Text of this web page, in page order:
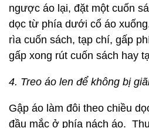
ngược áo lại, đặt một cuốn
dọc từ phía dưới cổ áo
rìa cuốn sách, tạp chí, gấp
gấp xong rút cuốn sách hay
4. Treo áo len để không bị
Gập áo làm đôi theo chiều
đầu mắc ở phía nách áo.